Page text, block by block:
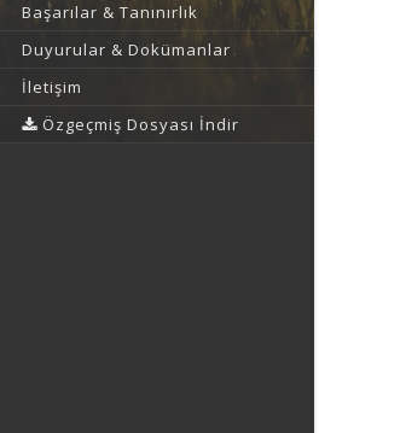
Başarılar & Tanınırlık
Duyurular & Dokümanlar
İletişim
Özgeçmiş Dosyası İndir